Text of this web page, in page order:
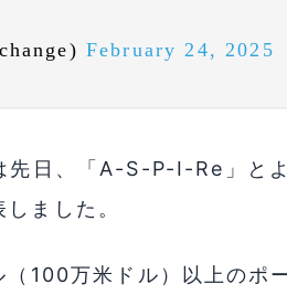
February 24, 2025
先日、「A-S-P-I-Re」と
ました。
100万米ドル）以上のポ